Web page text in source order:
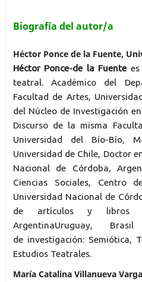
Biografía del autor/a
Héctor Ponce de la Fuente,
Héctor Ponce-de la Fuentees
teatral. Académico del
Facultad de Artes,
del Núcleo de Investigación
Discurso de la misma
Universidad del Bío-Bío,
Universidad de Chile, Doctor
Nacional de Córdoba,
Ciencias Sociales, Centro
Universidad Nacional de
de artículos y libros
ArgentinaUruguay,
de investigación: Semiótica,
Estudios Teatrales.
María Catalina Villanueva